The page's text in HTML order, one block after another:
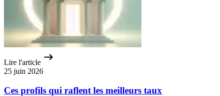
Lire l'article
25 juin 2026
Ces profils qui raflent les meilleurs taux